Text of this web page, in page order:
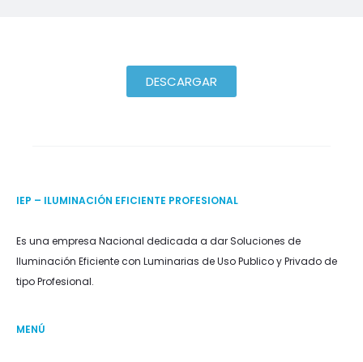
DESCARGAR
IEP – ILUMINACIÓN EFICIENTE PROFESIONAL
Es una empresa Nacional dedicada a dar Soluciones de
Iluminación Eficiente con Luminarias de Uso Publico y Privado de
tipo Profesional.
MENÚ